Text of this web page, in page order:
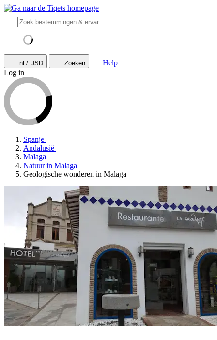
nl / USD Zoeken
Help
Log in
Spanje
Andalusië
Malaga
Natuur in Malaga
Geologische wonderen in Malaga